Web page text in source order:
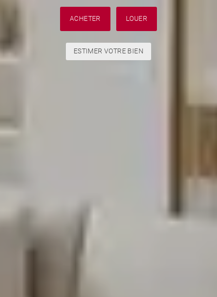
ACHETER LOUER
ESTIMER VOTRE BIEN